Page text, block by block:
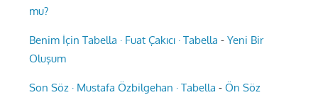
mu?
Benim İçin Tabella · Fuat Çakıcı · Tabella -Yeni Bir
Oluşum
Son Söz · Mustafa Özbilgehan · Tabella -Ön Söz